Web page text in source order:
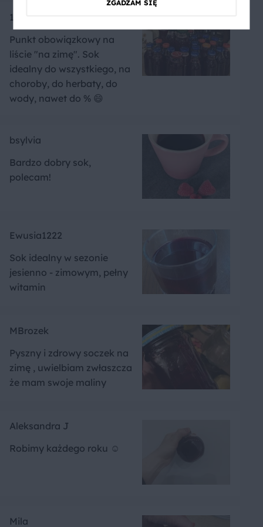
1991RB
Punkt obowiązkowy na
liście "na zimę". Sok
idealny do wszystkiego, na
choroby, do herbaty, do
wody, nawet do % 😄
bsylvia
Bardzo dobry sok,
polecam!
Ewusia1222
Sok idealny w sezonie
jesienno - zimowym, pełny
witamin
MBrozek
Pyszny i zdrowy soczek na
zimę , uwielbiam zwłaszcza
że mam swoje maliny
Aleksandra J
Robimy każdego roku ☺️
Mila
ZGADZAM SIĘ